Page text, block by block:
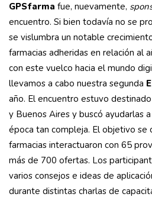
GPSfarma fue, nuevamente,
encuentro. Si bien todavía no se
se vislumbra un notable
farmacias adheridas en relación al
con este vuelco hacia el mundo
llevamos a cabo nuestra segunda
año. El encuentro estuvo
y Buenos Aires y buscó ayudarlas
época tan compleja. El objetivo se
farmacias interactuaron con 65
más de 700 ofertas. Los
varios consejos e ideas de
durante distintas charlas de